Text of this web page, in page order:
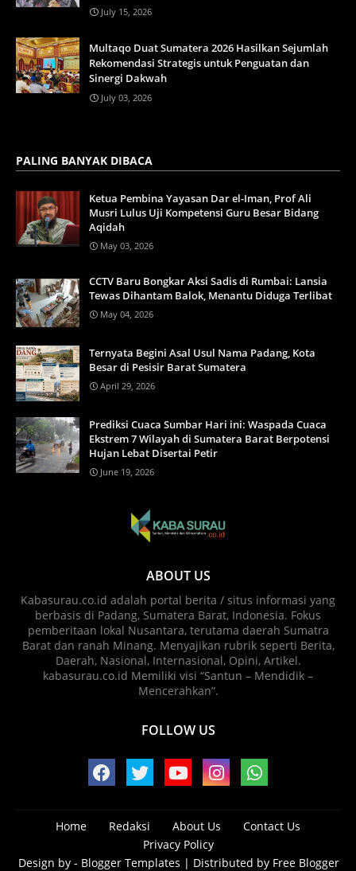
July 15, 2026
Multaqo Duat Sumatera 2026 Hasilkan Sejumlah
Rekomendasi Strategis untuk Penguatan dan
Sinergi Dakwah
July 03, 2026
PALING BANYAK DIBACA
Ketua Pembina Yayasan Dar el-Iman, Prof Ali
Musri Lulus Uji Kompetensi Guru Besar Bidang
Aqidah
May 03, 2026
CCTV Baru Bongkar Aksi Sadis di Rumbai: Lansia
Tewas Dihantam Balok, Menantu Diduga Terlibat
May 04, 2026
Ternyata Begini Asal Usul Nama Padang, Kota
Besar di Pesisir Barat Sumatera
April 29, 2026
Prediksi Cuaca Sumbar Hari ini: Waspada Cuaca
Ekstrem 7 Wilayah di Sumatera Barat Berpotensi
Hujan Lebat Disertai Petir
June 19, 2026
ABOUT US
Kabasurau.co.id adalah portal berita / situs informasi yang
berbasis di Padang, Sumatera Barat, Indonesia. Fokus
pemberitaan lokal Nusantara, terutama daerah Sumatra
Barat dan ranah Minang. Menyajikan rubrik seperti Berita,
Daerah, Nasional, Internasional, Opini, Artikel.
kabasurau.co.id Memiliki visi “Santun – Mendidik –
Mencerahkan”.
FOLLOW US
Home Redaksi About Us
Contact Us
Privacy Policy
Design by - Blogger Templates | Distributed by Free Blogger